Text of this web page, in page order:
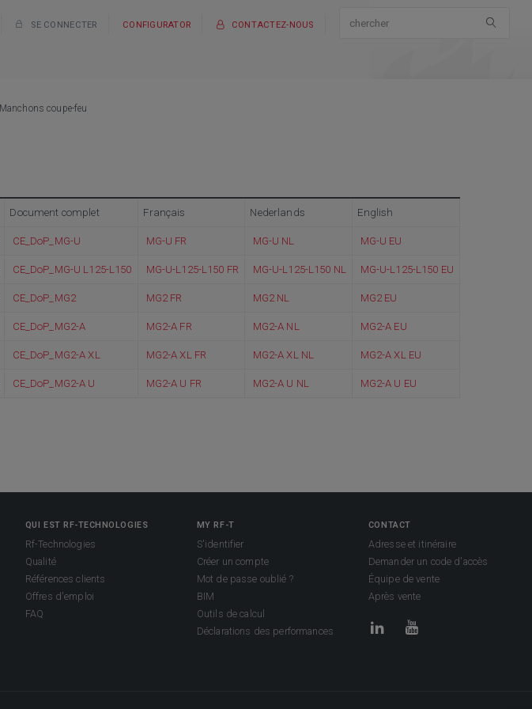
SE CONNECTER CONFIGURATOR CONTACTEZ-NOUS
Manchons coupe-feu
Document complet Français Nederlands English
CE_DoP_MG-U MG-U FR MG-U NL MG-U EU
CE_DoP_MG-U L125-L150 MG-U-L125-L150 FR MG-U-L125-L150 NL MG-U-L125-L150 EU
CE_DoP_MG2 MG2 FR MG2 NL MG2 EU
CE_DoP_MG2-A MG2-A FR MG2-A NL MG2-A EU
CE_DoP_MG2-A XL MG2-A XL FR MG2-A XL NL MG2-A XL EU
CE_DoP_MG2-A U MG2-A U FR MG2-A U NL MG2-A U EU
QUI EST RF-TECHNOLOGIES
Rf-Technologies
Qualité
Références clients
Offres d'emploi
FAQ
MY RF-T
S'identifier
Créer un compte
Mot de passe oublié ?
BIM
Outils de calcul
Déclarations des performances
CONTACT
Adresse et itinéraire
Demander un code d'accès
Équipe de vente
Après vente